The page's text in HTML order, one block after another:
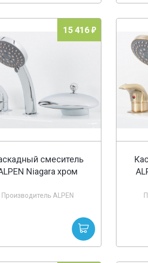
15 416
смеситель
Niagara хром
Производитель ALPEN